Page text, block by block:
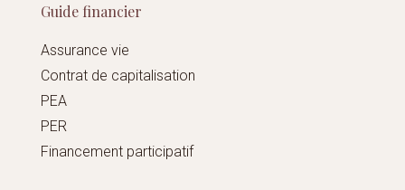
Guide financier
Assurance vie
Contrat de capitalisation
PEA
PER
Financement participatif